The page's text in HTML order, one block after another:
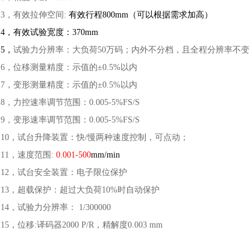
3，有效拉伸空间: 有效行程800mm（可以根据需求加高）
4 ，有效试验宽度：370mm
5 ， 试验力分辨率：大负荷50万码；内外不分档，且全程分辨率不变
6，位移测量精度：示值的±0.5%以内
7，变形测量精度：示值的±0.5%以内
8，力控速率调节范围：0.005-5%FS/S
9，变形速率调节范围：0.005-5%FS/S
10，试台升降装置：快/慢两种速度控制，可点动；
11，速度范围: 0.001-500mm/min
12，试台安全装置：电子限位保护
13，超载保护：超过大负荷10%时自动保护
14，试验力分辨率： 1/300000
15，位移:译码器2000 P/R，精解度0.003 mm